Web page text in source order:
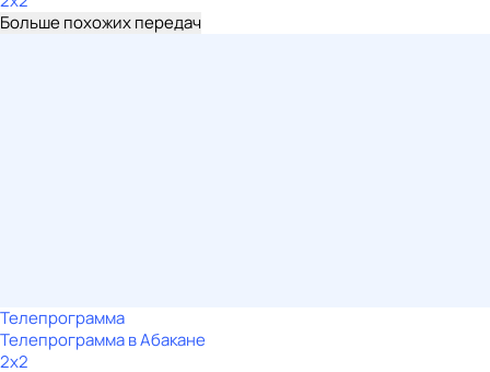
Больше похожих передач
Телепрограмма
Телепрограмма в Абакане
2x2